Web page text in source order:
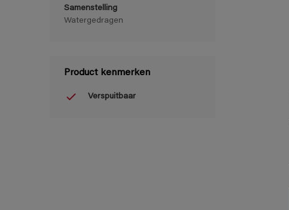
Samenstelling
Watergedragen
Product kenmerken
Verspuitbaar